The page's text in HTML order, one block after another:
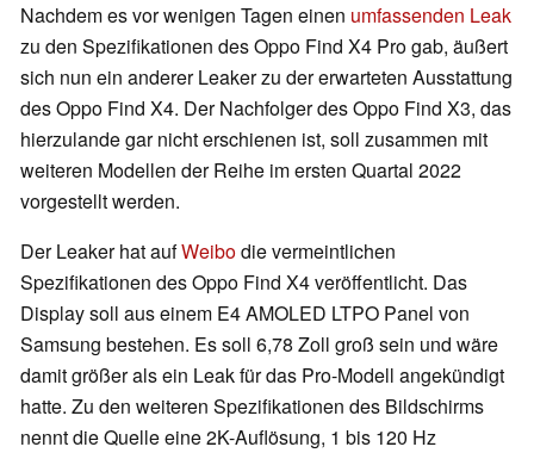
Nachdem es vor wenigen Tagen einen umfassenden Leak
zu den Spezifikationen des Oppo Find X4 Pro gab, äußert
sich nun ein anderer Leaker zu der erwarteten Ausstattung
des Oppo Find X4. Der Nachfolger des Oppo Find X3, das
hierzulande gar nicht erschienen ist, soll zusammen mit
weiteren Modellen der Reihe im ersten Quartal 2022
vorgestellt werden.
Der Leaker hat aufWeibodie vermeintlichen
Spezifikationen des Oppo Find X4 veröffentlicht. Das
Display soll aus einem E4 AMOLED LTPO Panel von
Samsung bestehen. Es soll 6,78 Zoll groß sein und wäre
damit größer als ein Leak für das Pro-Modell angekündigt
hatte. Zu den weiteren Spezifikationen des Bildschirms
nennt die Quelle eine 2K-Auflösung, 1 bis 120 Hz